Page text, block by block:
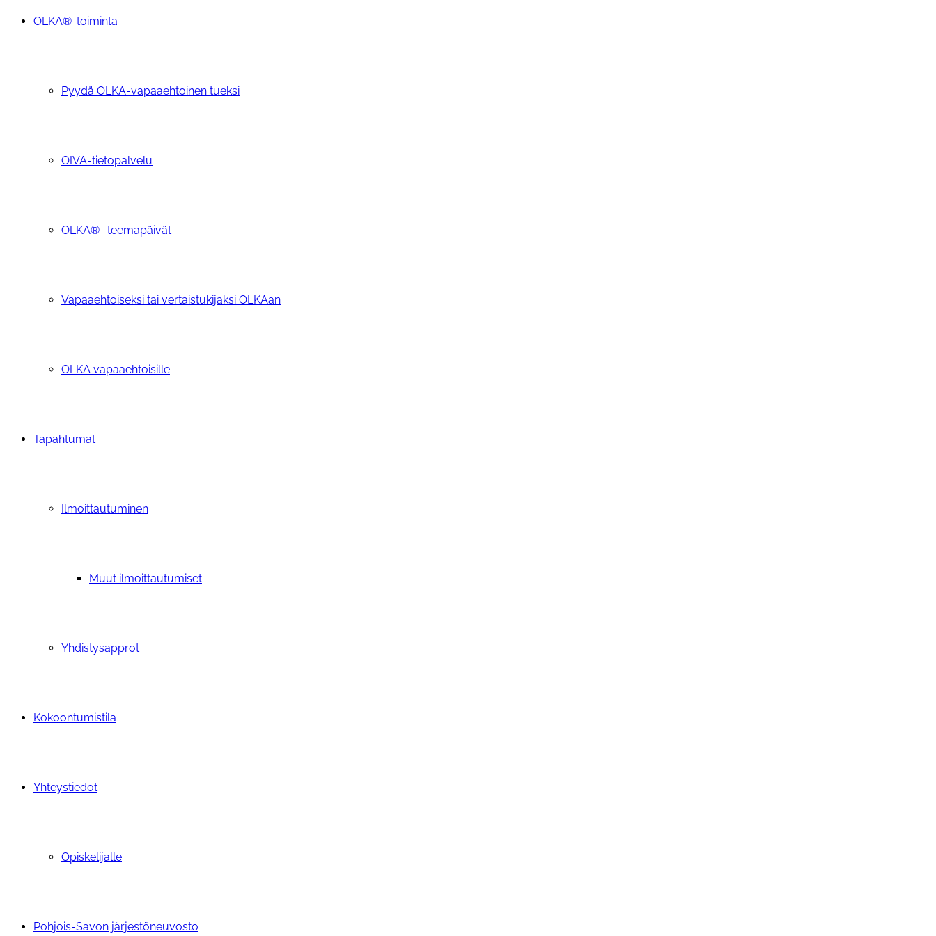
OLKA®-toiminta
Pyydä OLKA-vapaaehtoinen tueksi
OIVA-tietopalvelu
OLKA® -teemapäivät
Vapaaehtoiseksi tai vertaistukijaksi OLKAan
OLKA vapaaehtoisille
Tapahtumat
Ilmoittautuminen
Muut ilmoittautumiset
Yhdistysapprot
Kokoontumistila
Yhteystiedot
Opiskelijalle
Pohjois-Savon järjestöneuvosto